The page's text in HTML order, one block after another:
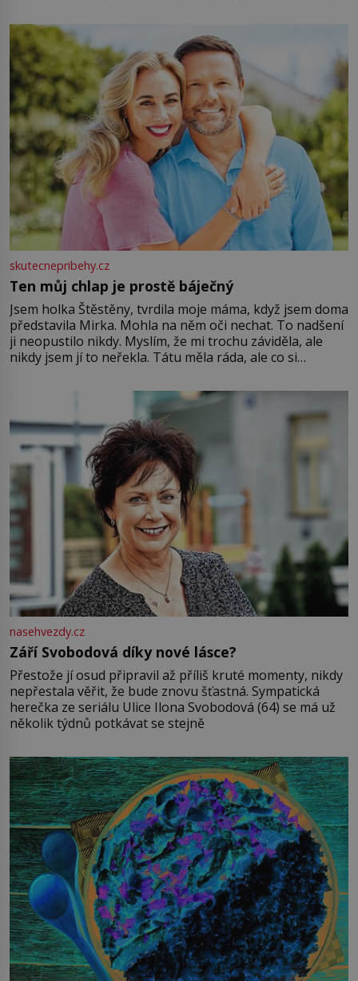
můžete obohatit své rituály a přinést do svého života
větší harmonii a klid. Je důležité
skutecnepribehy.cz
Ten můj chlap je prostě báječný
Jsem holka Štěstěny, tvrdila moje máma, když jsem doma
představila Mirka. Mohla na něm oči nechat. To nadšení
ji neopustilo nikdy. Myslím, že mi trochu záviděla, ale
nikdy jsem jí to neřekla. Tátu měla ráda, ale co si
Jsme spolu moc rádi Tehdy byla jiná doba, když
nasehvezdy.cz
Září Svobodová díky nové lásce?
Přestože jí osud připravil až příliš kruté momenty, nikdy
nepřestala věřit, že bude znovu šťastná. Sympatická
herečka ze seriálu Ulice Ilona Svobodová (64) se má už
několik týdnů potkávat se stejně